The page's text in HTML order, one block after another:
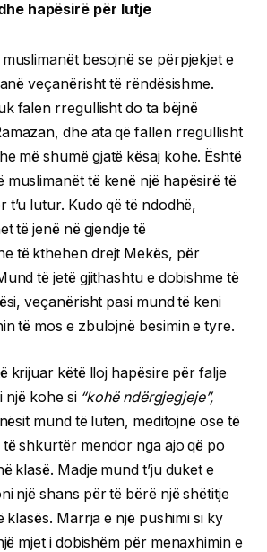
hapësirë ​​për lutje
besojnë se përpjekjet e
veçanërisht të rëndësishme.
falen rregullisht do ta bëjnë
dhe ata që fallen rregullisht
më shumë gjatë kësaj kohe. Është
muslimanët të kenë një hapësirë ​​të
t’u lutur. Kudo që të ndodhë,
të jenë në gjendje të
të kthehen drejt Mekës, për
të jetë gjithashtu e dobishme të
veçanërisht pasi mund të keni
të mos e zbulojnë besimin e tyre.
krijuar këtë lloj hapësire për falje
një kohe si “kohë ndërgjegjeje”,
mund të luten, meditojnë ose të
shkurtër mendor nga ajo që po
klasë. Madje mund t’ju duket e
një shans për të bërë një shëtitje
klasës. Marrja e një pushimi si ky
mjet i dobishëm për menaxhimin e